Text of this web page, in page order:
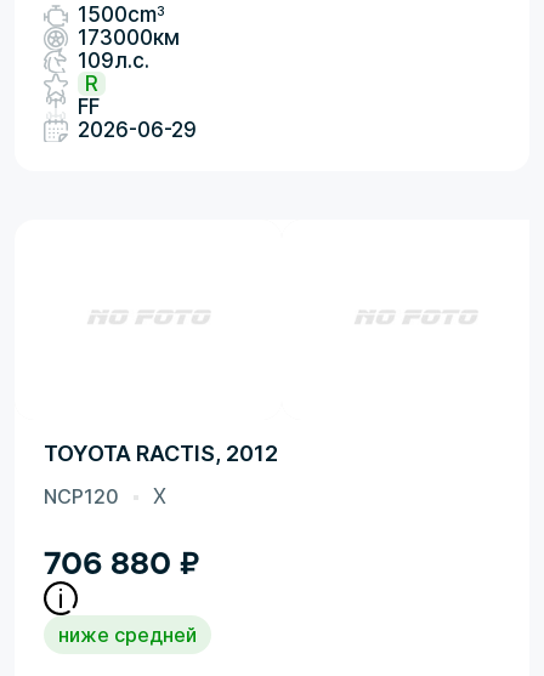
1500cm3
173000км
109л.с.
R
FF
2026-06-29
TOYOTA RACTIS, 2012
NCP120 X
706 880 ₽
ниже средней